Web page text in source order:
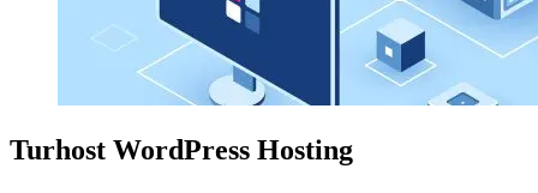
Turhost WordPress Hosting